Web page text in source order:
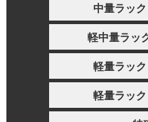
中量ラッ
軽中量ラッ
軽量ラッ
軽量ラッ